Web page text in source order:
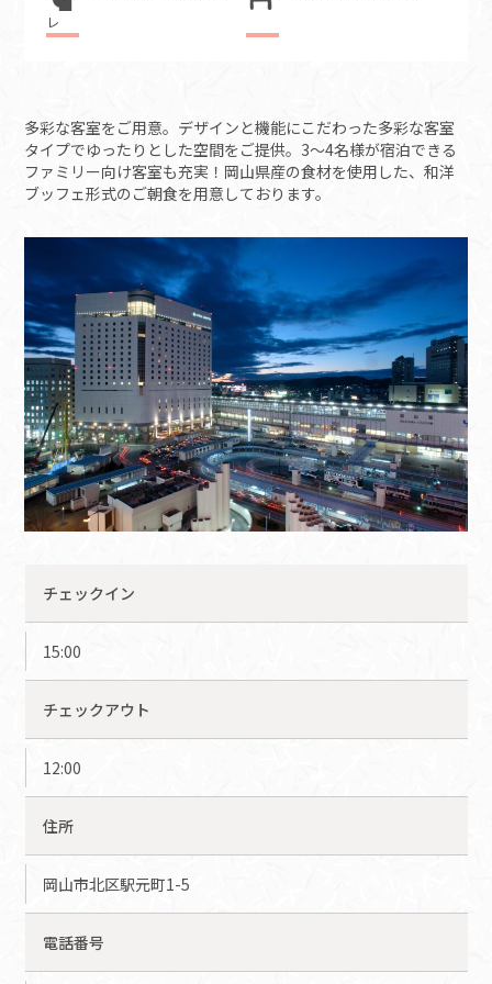
レ
多彩な客室をご用意。デザインと機能にこだわった多彩な客室
タイプでゆったりとした空間をご提供。3～4名様が宿泊できる
ファミリー向け客室も充実！岡山県産の食材を使用した、和洋
ブッフェ形式のご朝食を用意しております。
チェックイン
15:00
チェックアウト
12:00
住所
岡山市北区駅元町1-5
電話番号